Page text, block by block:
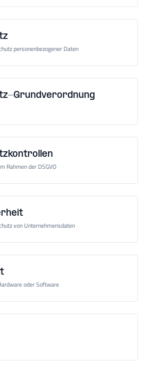
personenbezogener Daten
Grundverordnung
Rahmen der DSGVO
von Unternehmensdaten
oder Software